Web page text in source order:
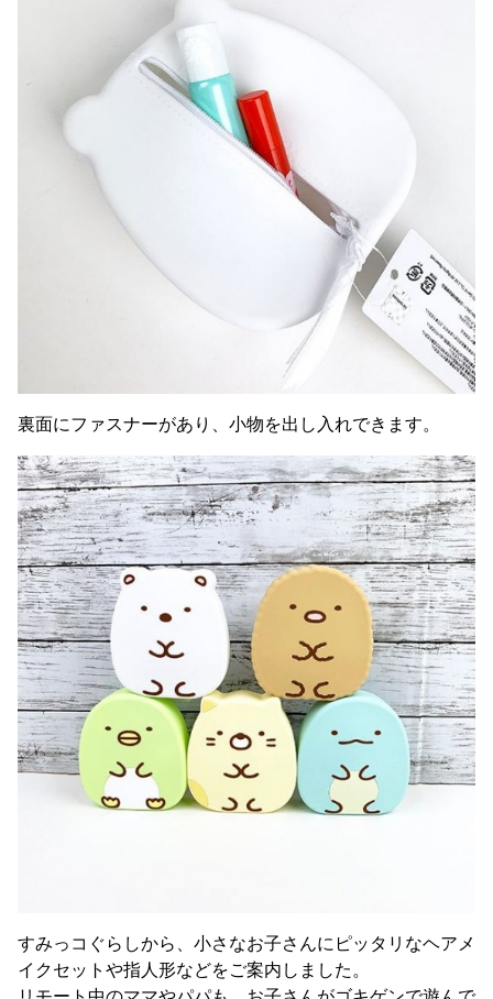
裏面にファスナーがあり、小物を出し入れできます。
すみっコぐらしから、小さなお子さんにピッタリなヘアメ
イクセットや指人形などをご案内しました。